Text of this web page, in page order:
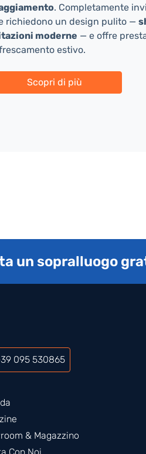
. Completamente
richiedono un design pulito —
moderne — e offre
estivo.
Scopri di più
un sopralluogo
095 530865
& Magazzino